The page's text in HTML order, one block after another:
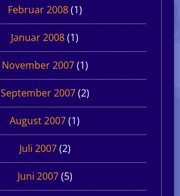
Februar 2008(1)
Januar 2008(1)
November 2007(1)
September 2007(2)
August 2007(1)
Juli 2007(2)
Juni 2007(5)